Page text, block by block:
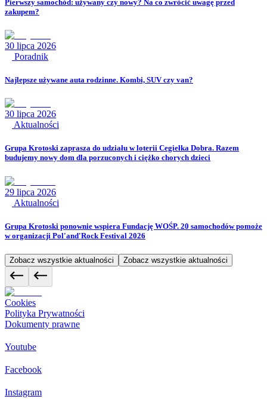
Pierwszy samochód: używany czy nowy? Na co zwrócić uwagę przed
zakupem?
30 lipca 2026
Poradnik
Najlepsze używane auta rodzinne. Kombi, SUV czy van?
30 lipca 2026
Aktualności
Grupa Krotoski zaprasza do udziału w loterii Cegiełka Dobra. Razem
budujemy nowy dom dla porzuconych i ciężko chorych dzieci
29 lipca 2026
Aktualności
Grupa Krotoski ponownie wspiera Fundację WOŚP. 20 samochodów pomoże
w organizacji Pol'and'Rock Festival 2026
Zobacz wszystkie aktualności Zobacz wszystkie aktualności
Cookies
Polityka Prywatności
Dokumenty prawne
Youtube
Facebook
Instagram